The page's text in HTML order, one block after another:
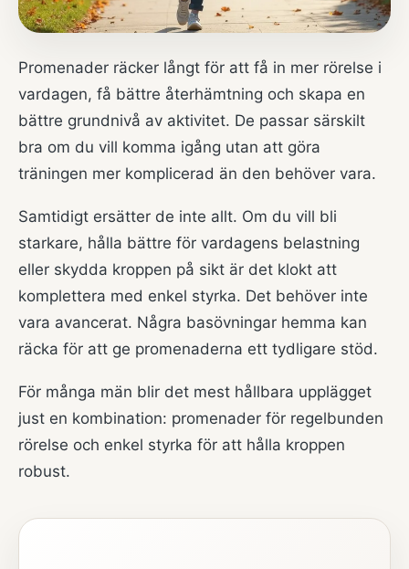
Promenader räcker långt för att få in mer rörelse i
vardagen, få bättre återhämtning och skapa en
bättre grundnivå av aktivitet. De passar särskilt
bra om du vill komma igång utan att göra
träningen mer komplicerad än den behöver vara.
Samtidigt ersätter de inte allt. Om du vill bli
starkare, hålla bättre för vardagens belastning
eller skydda kroppen på sikt är det klokt att
komplettera med enkel styrka. Det behöver inte
vara avancerat. Några basövningar hemma kan
räcka för att ge promenaderna ett tydligare stöd.
För många män blir det mest hållbara upplägget
just en kombination: promenader för regelbunden
rörelse och enkel styrka för att hålla kroppen
robust.